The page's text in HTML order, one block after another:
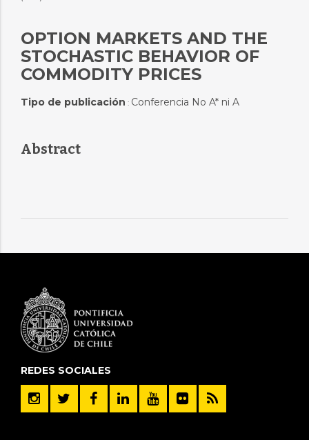
OPTION MARKETS AND THE
STOCHASTIC BEHAVIOR OF
COMMODITY PRICES
Tipo de publicación : Conferencia No A* ni A
Abstract
REDES SOCIALES